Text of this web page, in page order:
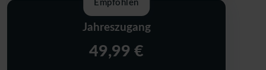
Empfohlen
Jahreszugang
49,99 €